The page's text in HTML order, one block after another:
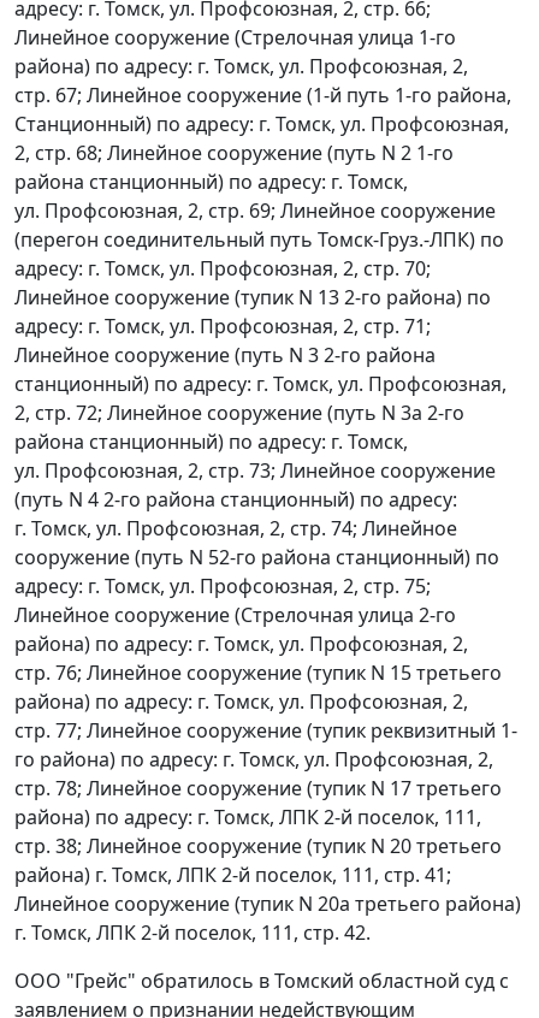
адресу: г. Томск, ул. Профсоюзная, 2, стр. 66;
Линейное сооружение (Стрелочная улица 1-го
района) по адресу: г. Томск, ул. Профсоюзная, 2,
стр. 67; Линейное сооружение (1-й путь 1-го района,
Станционный) по адресу: г. Томск, ул. Профсоюзная,
2, стр. 68; Линейное сооружение (путь N 2 1-го
района станционный) по адресу: г. Томск,
ул. Профсоюзная, 2, стр. 69; Линейное сооружение
(перегон соединительный путь Томск-Груз.-ЛПК) по
адресу: г. Томск, ул. Профсоюзная, 2, стр. 70;
Линейное сооружение (тупик N 13 2-го района) по
адресу: г. Томск, ул. Профсоюзная, 2, стр. 71;
Линейное сооружение (путь N 3 2-го района
станционный) по адресу: г. Томск, ул. Профсоюзная,
2, стр. 72; Линейное сооружение (путь N 3а 2-го
района станционный) по адресу: г. Томск,
ул. Профсоюзная, 2, стр. 73; Линейное сооружение
(путь N 4 2-го района станционный) по адресу:
г. Томск, ул. Профсоюзная, 2, стр. 74; Линейное
сооружение (путь N 52-го района станционный) по
адресу: г. Томск, ул. Профсоюзная, 2, стр. 75;
Линейное сооружение (Стрелочная улица 2-го
района) по адресу: г. Томск, ул. Профсоюзная, 2,
стр. 76; Линейное сооружение (тупик N 15 третьего
района) по адресу: г. Томск, ул. Профсоюзная, 2,
стр. 77; Линейное сооружение (тупик реквизитный 1-
го района) по адресу: г. Томск, ул. Профсоюзная, 2,
стр. 78; Линейное сооружение (тупик N 17 третьего
района) по адресу: г. Томск, ЛПК 2-й поселок, 111,
стр. 38; Линейное сооружение (тупик N 20 третьего
района) г. Томск, ЛПК 2-й поселок, 111, стр. 41;
Линейное сооружение (тупик N 20а третьего района)
г. Томск, ЛПК 2-й поселок, 111, стр. 42.
ООО "Грейс" обратилось в Томский областной суд с
заявлением о признании недействующим